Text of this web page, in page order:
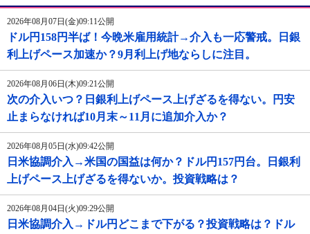
2026年08月07日(金)09:11公開
ドル円158円半ば！今晩米雇用統計→介入も一応警戒。日銀
利上げペース加速か？9月利上げ地ならしに注目。
2026年08月06日(木)09:21公開
次の介入いつ？日銀利上げペース上げざるを得ない。円安
止まらなければ10月末～11月に追加介入か？
2026年08月05日(水)09:42公開
日米協調介入→米国の国益は何か？ドル円157円台。日銀利
上げペース上げざるを得ないか。投資戦略は？
2026年08月04日(火)09:29公開
日米協調介入→ドル円どこまで下がる？投資戦略は？ドル